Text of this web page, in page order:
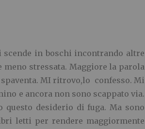
scende in boschi incontrando altre
stressata. Maggiore la parola
MI ritrovo,lo confesso. Mi
e ancora non sono scappato via.
desiderio di fuga. Ma sono
letti per rendere maggiormente